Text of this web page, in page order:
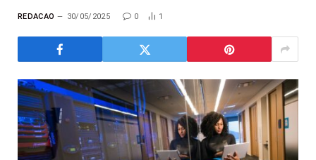
REDACAO 30/05/2025 0 1